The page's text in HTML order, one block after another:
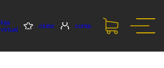
loja
virtual
clube conta